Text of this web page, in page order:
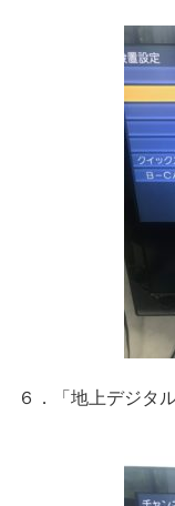
６．「地上デジタ